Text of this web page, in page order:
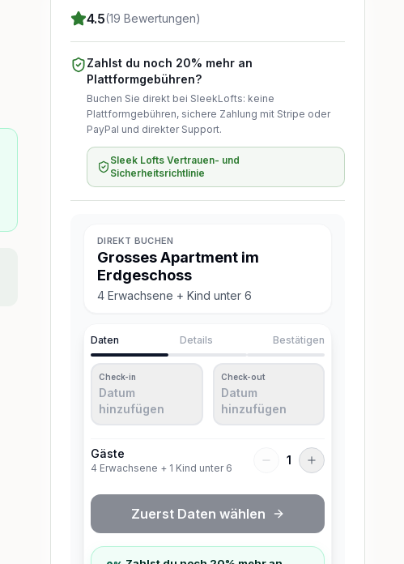
4.5(19 Bewertungen)
Zahlst du noch 20% mehr an
Plattformgebühren?
Buchen Sie direkt bei SleekLofts: keine
Plattformgebühren, sichere Zahlung mit Stripe oder
PayPal und direkter Support.
Sleek Lofts Vertrauen- und
Sicherheitsrichtlinie